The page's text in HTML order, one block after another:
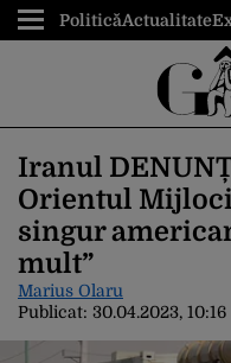
PoliticăActualitate
Iranul
Orientul
singur
mult”
Marius Olaru
Publicat: 30.04.2023, 10:16